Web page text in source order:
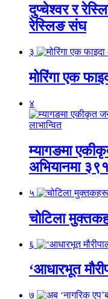
दुप्चेश्वर र
रेस्लिङ संघ
३
मोरिंगा एक
४
म्यागङमा
अभियानमा
५
चोटिला
६
‘आधारभूत
७